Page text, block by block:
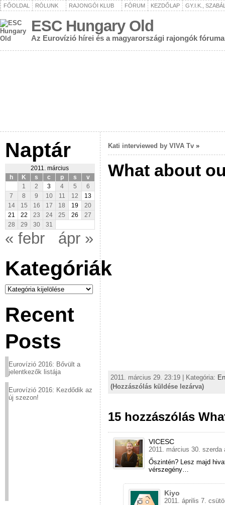
FŐOLDAL RÓLUNK RAJONGÓI KLUB FÓRUM KEZDŐLAP GY.I.K.,
ESC Hungary Old
Az Eurovízió hírei és a magyarországi rajongók fóruma
Naptár
2011. március
h
K s c p s
v
1
2 3 4 5
6
7
8 9 10 11 12
13
14
15 16 17 18 19
20
21
22 23 24 25 26
27
28
29 30 31
« febr ápr »
Kategóriák
Kategóriák
Recent
Posts
Eurovízió 2016: Bővült a
jelentkezők listája
Eurovízió 2016: Kezdődik az
új szezon!
Kati interviewed by VIVA Tv »
What about
2011. március 29. 23:19 | Kategória:
(Hozzászólás küldése lezárva)
15 hozzászólás
VICESC
2011. március 30. szerda
Őszintén? Lesz majd
vérszegény…
Kiyo
2011. április 7.